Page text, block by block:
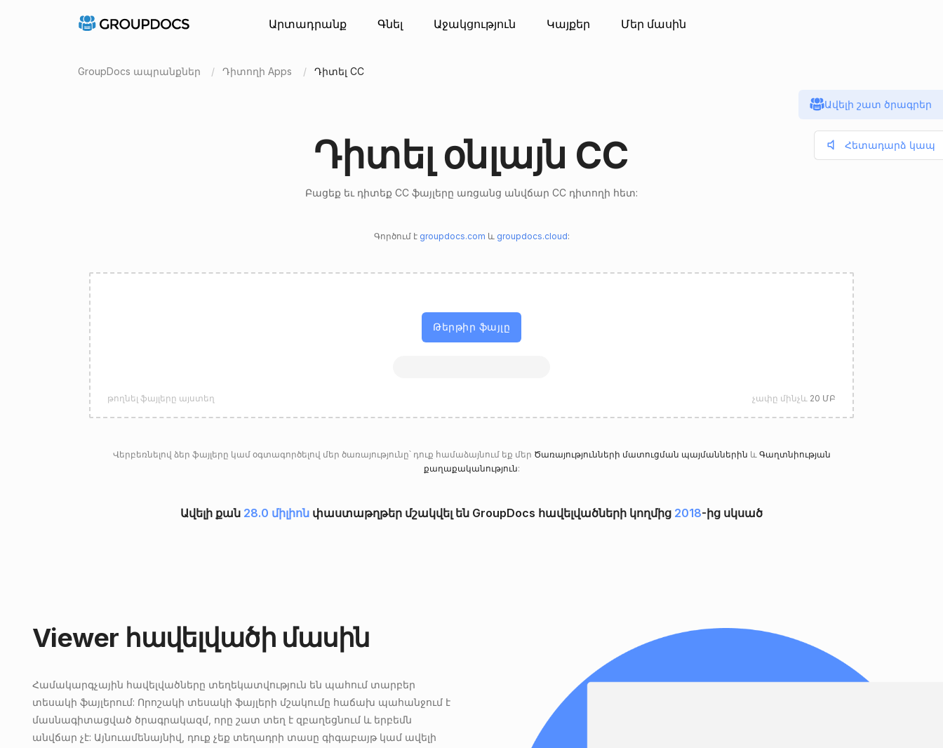
Արտադրանք Գնել Աջակցություն Կայքեր Մեր մասին
GroupDocs ապրանքներ Դիտողի Apps Դիտել CC
Դիտել օնլայն CC
Բացեք եւ դիտեք CC ֆայլերը առցանց անվճար CC դիտողի հետ:
Գործում է groupdocs.com և groupdocs.cloud:
Թերթիր ֆայլը
թողնել ֆայլերը այստեղ չափը մինչև 20 ՄԲ
Վերբեռնելով ձեր ֆայլերը կամ օգտագործելով մեր ծառայությունը՝ դուք համաձայնում եք մեր Ծառայությունների մատուցման պայմաններին և Գաղտնիության
քաղաքականություն:
Ավելի քան 28.0 միլիոն փաստաթղթեր մշակվել են GroupDocs հավելվածների կողմից 2018-ից սկսած
Viewer հավելվածի մասին
Համակարգչային հավելվածները տեղեկատվություն են պահում տարբեր
տեսակի ֆայլերում: Որոշակի տեսակի ֆայլերի մշակումը հաճախ պահանջում է
մասնագիտացված ծրագրակազմ, որը շատ տեղ է զբաղեցնում և երբեմն
անվճար չէ: Այնուամենայնիվ, դուք չեք տեղադրի տասը գիգաբայթ կամ ավելի
Ավելի շատ ծրագրեր
Հետադարձ կապ